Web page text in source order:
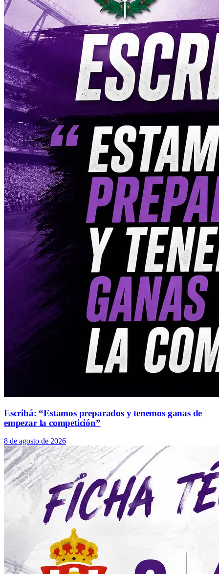
Escribá: “Estamos preparados y tenemos ganas de
empezar la competición”
8 de agosto de 2026